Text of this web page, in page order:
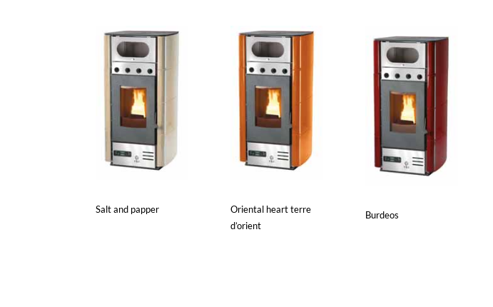
Salt and papper
Oriental heart terre
d’orient
Burdeos